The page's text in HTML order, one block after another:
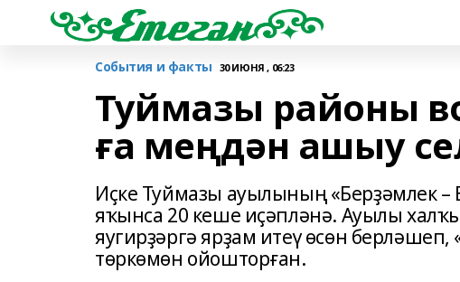
События и факты 30 ИЮНЯ , 06:23
Туймазы районы
ға меңдән ашыу
Иҫке Туймазы ауылының «Берҙәмлек –
яҡынса 20 кеше иҫәпләнә. Ауылы
яугирҙәргә ярҙам итеү өсөн берләшеп,
төркөмөн ойошторған.